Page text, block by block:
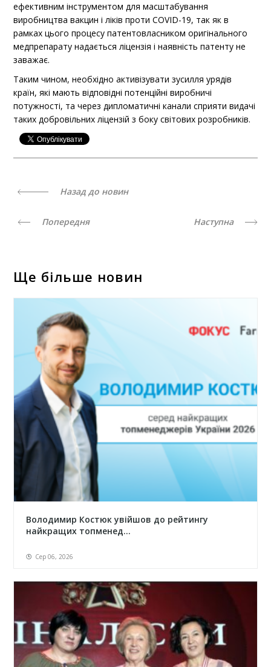
ефективним інструментом для масштабування
виробництва вакцин і ліків проти COVID-19, так як в
рамках цього процесу патентовласником оригінального
медпрепарату надається ліцензія і наявність патенту не
заважає.
Таким чином, необхідно активізувати зусилля урядів
країн, які мають відповідні потенційні виробничі
потужності, та через дипломатичні канали сприяти видачі
таких добровільних ліцензій з боку світових розробників.
Назад до новин
Попередня Наступна
Ще більше новин
Володимир Костюк увійшов до рейтингу
найкращих топменед...
Сер 06, 2026